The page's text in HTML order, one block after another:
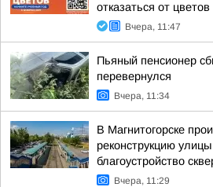
отказаться от
Вчера, 11:47
Пьяный пенсионер
перевернулся
Вчера, 11:34
В Магнитогорске
реконструкцию
благоустройство
Вчера, 11:29